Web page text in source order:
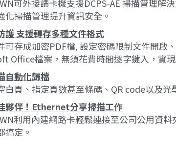
可外接讀卡機支援DCPS-AE 掃描管理
化掃描管理提升資訊安全。
護 支援轉存多種文件格式
可存成加密PDF檔, 設定密碼限制文件開啟
Office檔案，無須花費時間逐字鍵入，實
自動化歸檔
白頁、指定頁數甚至條碼、QR code以及
夥伴！Ethernet分享掃描工作
利用內建網路卡輕鬆連接至公司公用資
搞定。